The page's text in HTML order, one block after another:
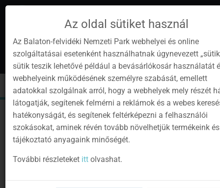
Instagram
YoutubeFacebookProgramok
Newsletter
en
Toggle
cart
Toggle
navigation
Sign
in
Az oldal sütiket használ
Az Balaton-felvidéki Nemzeti Park webhelyei és online
szolgáltatásai esetenként használhatnak úgynevezett
sütik teszik lehetővé például a bevásárlókosár használatát
webhelyeink működésének személyre szabását, emellett
adatokkal szolgálnak arról, hogy a webhelyek mely részét
látogatják, segítenek felmérni a reklámok és a webes
hatékonyságát, és segítenek feltérképezni a felhasználói
szokásokat, aminek révén tovább növelhetjük termékeink és
tájékoztató anyagaink minőségét.
További részleteket itt olvashat.